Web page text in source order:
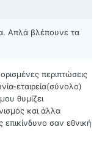
Απλά βλέπουνε τα
περιπτώσεις
εταιρεία(σύνολο)
θυμίζει
και άλλα
σαν εθνική